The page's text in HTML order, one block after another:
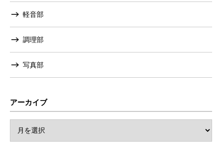
軽音部
調理部
写真部
アーカイブ